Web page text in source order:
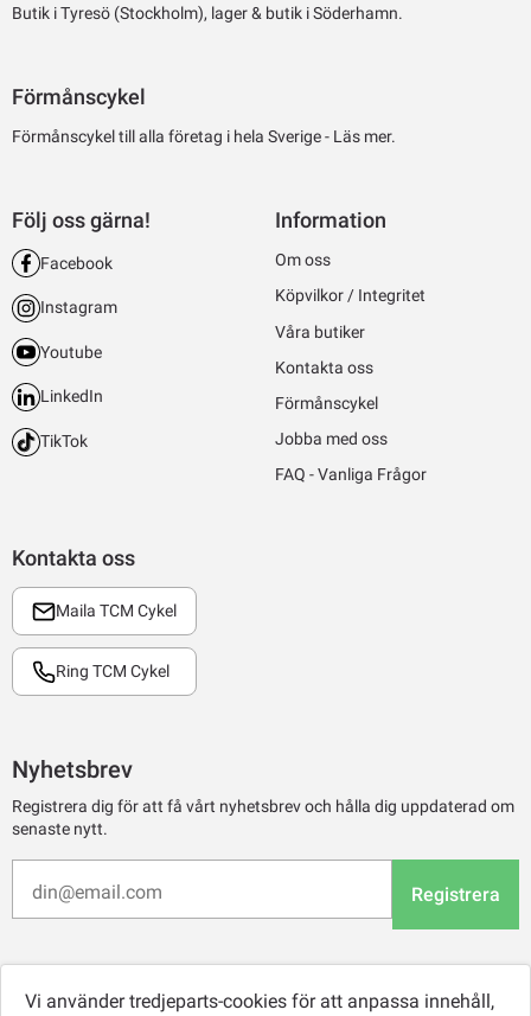
Butik i Tyresö (Stockholm), lager & butik i Söderhamn.
Förmånscykel
Förmånscykel till alla företag i hela Sverige - Läs mer.
Kontakta oss
Maila TCM Cykel
Ring TCM Cykel
Följ oss gärna!
Facebook
Instagram
Youtube
LinkedIn
TikTok
Information
Om oss
Köpvilkor / Integritet
Våra butiker
Kontakta oss
Förmånscykel
Jobba med oss
FAQ - Vanliga Frågor
Nyhetsbrev
Registrera dig för att få vårt nyhetsbrev och hålla dig uppdaterad om
senaste nytt.
Registrera
Vi använder tredjeparts-cookies för att anpassa innehåll,